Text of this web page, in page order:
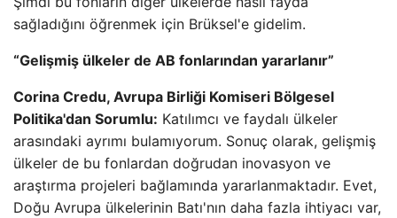
sağladığını öğrenmek için Brüksel'e gidelim.
“Gelişmiş ülkeler de AB fonlarından yararlanır”
Corina Credu, Avrupa Birliği Komiseri Bölgesel
Politika'dan Sorumlu: Katılımcı ve faydalı ülkeler
arasındaki ayrımı bulamıyorum. Sonuç olarak, gelişmiş
ülkeler de bu fonlardan doğrudan inovasyon ve
araştırma projeleri bağlamında yararlanmaktadır. Evet,
Doğu Avrupa ülkelerinin Batı'nın daha fazla ihtiyacı var,